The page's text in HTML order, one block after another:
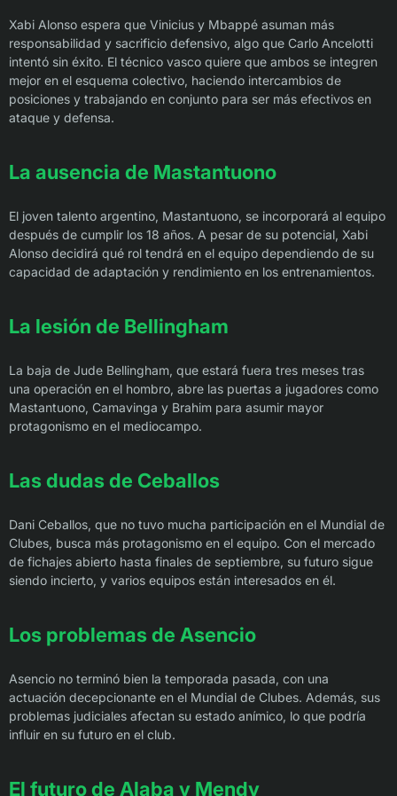
Xabi Alonso espera que Vinicius y Mbappé asuman más
responsabilidad y sacrificio defensivo, algo que Carlo Ancelotti
intentó sin éxito. El técnico vasco quiere que ambos se integren
mejor en el esquema colectivo, haciendo intercambios de
posiciones y trabajando en conjunto para ser más efectivos en
ataque y defensa.
La ausencia de Mastantuono
El joven talento argentino, Mastantuono, se incorporará al equipo
después de cumplir los 18 años. A pesar de su potencial, Xabi
Alonso decidirá qué rol tendrá en el equipo dependiendo de su
capacidad de adaptación y rendimiento en los entrenamientos.
La lesión de Bellingham
La baja de Jude Bellingham, que estará fuera tres meses tras
una operación en el hombro, abre las puertas a jugadores como
Mastantuono, Camavinga y Brahim para asumir mayor
protagonismo en el mediocampo.
Las dudas de Ceballos
Dani Ceballos, que no tuvo mucha participación en el Mundial de
Clubes, busca más protagonismo en el equipo. Con el mercado
de fichajes abierto hasta finales de septiembre, su futuro sigue
siendo incierto, y varios equipos están interesados en él.
Los problemas de Asencio
Asencio no terminó bien la temporada pasada, con una
actuación decepcionante en el Mundial de Clubes. Además, sus
problemas judiciales afectan su estado anímico, lo que podría
influir en su futuro en el club.
El futuro de Alaba y Mendy